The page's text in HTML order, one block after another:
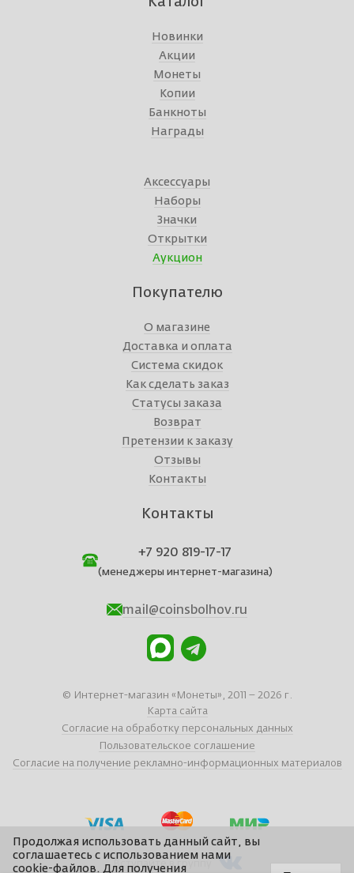
Новинки
Акции
Монеты
Копии
Банкноты
Награды
Аксессуары
Наборы
Значки
Открытки
Аукцион
Покупателю
О магазине
Доставка и оплата
Система скидок
Как сделать заказ
Статусы заказа
Возврат
Претензии к заказу
Отзывы
Контакты
Контакты
+7 920 819-17-17
(менеджеры интернет-магазина)
mail@coinsbolhov.ru
© Интернет-магазин «Монеты», 2011 – 2026 г.
Карта сайта
Согласие на обработку персональных данных
Пользовательское соглашение
Согласие на получение рекламно-информационных материалов
Вступайте в группу
Продолжая использовать данный сайт, вы
соглашаетесь с использованием нами
cookie-файлов. Для получения